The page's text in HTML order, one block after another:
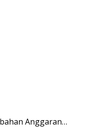
Anggaran…